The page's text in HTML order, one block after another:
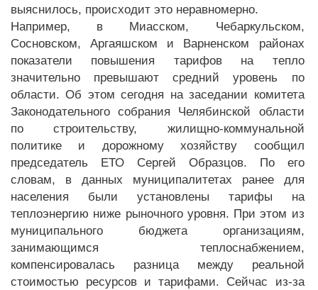
выяснилось, происходит это неравномерно.
Например, в Миасском, Чебаркульском,
Сосновском, Аргаяшском и Варненском районах
показатели повышения тарифов на тепло
значительно превышают средний уровень по
области. Об этом сегодня на заседании комитета
Законодательного собрания Челябинской области
по строительству, жилищно-коммунальной
политике и дорожному хозяйству сообщил
председатель ЕТО Сергей Образцов. По его
словам, в данных муниципалитетах ранее для
населения были установлены тарифы на
теплоэнергию ниже рыночного уровня. При этом из
муниципального бюджета организациям,
занимающимся теплоснабжением,
компенсировалась разница между реальной
стоимостью ресурсов и тарифами. Сейчас из-за